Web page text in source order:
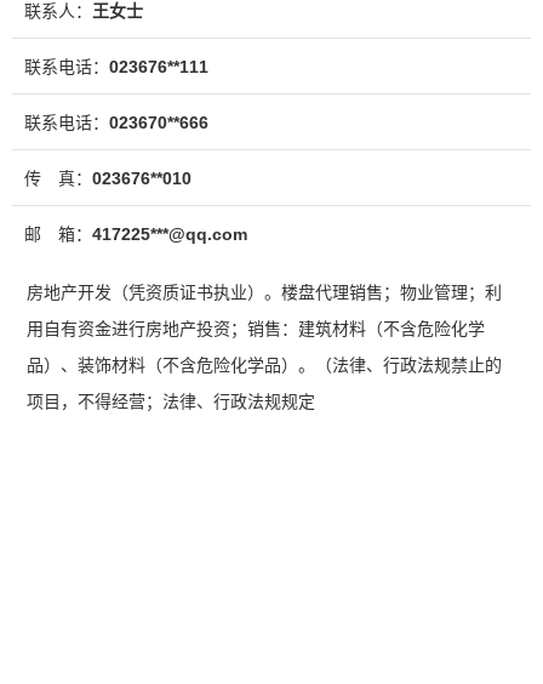
联系人： 王女士
联系电话： 023676**111
联系电话： 023670**666
传 真： 023676**010
邮 箱： 417225***@qq.com
房地产开发（凭资质证书执业）。楼盘代理销售；物业管理；利
用自有资金进行房地产投资；销售：建筑材料（不含危险化学
品）、装饰材料（不含危险化学品）。（法律、行政法规禁止的
项目，不得经营；法律、行政法规规定